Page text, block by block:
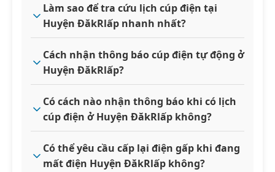
Làm sao để tra cứu lịch cúp điện tại
Huyện ĐăkRlấp nhanh nhất?
Cách nhận thông báo cúp điện tự động ở
Huyện ĐăkRlấp?
Có cách nào nhận thông báo khi có lịch
cúp điện ở Huyện ĐăkRlấp không?
Có thể yêu cầu cấp lại điện gấp khi đang
mất điện Huyện ĐăkRlấp không?